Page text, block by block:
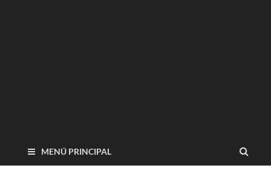
MENÚ PRINCIPAL